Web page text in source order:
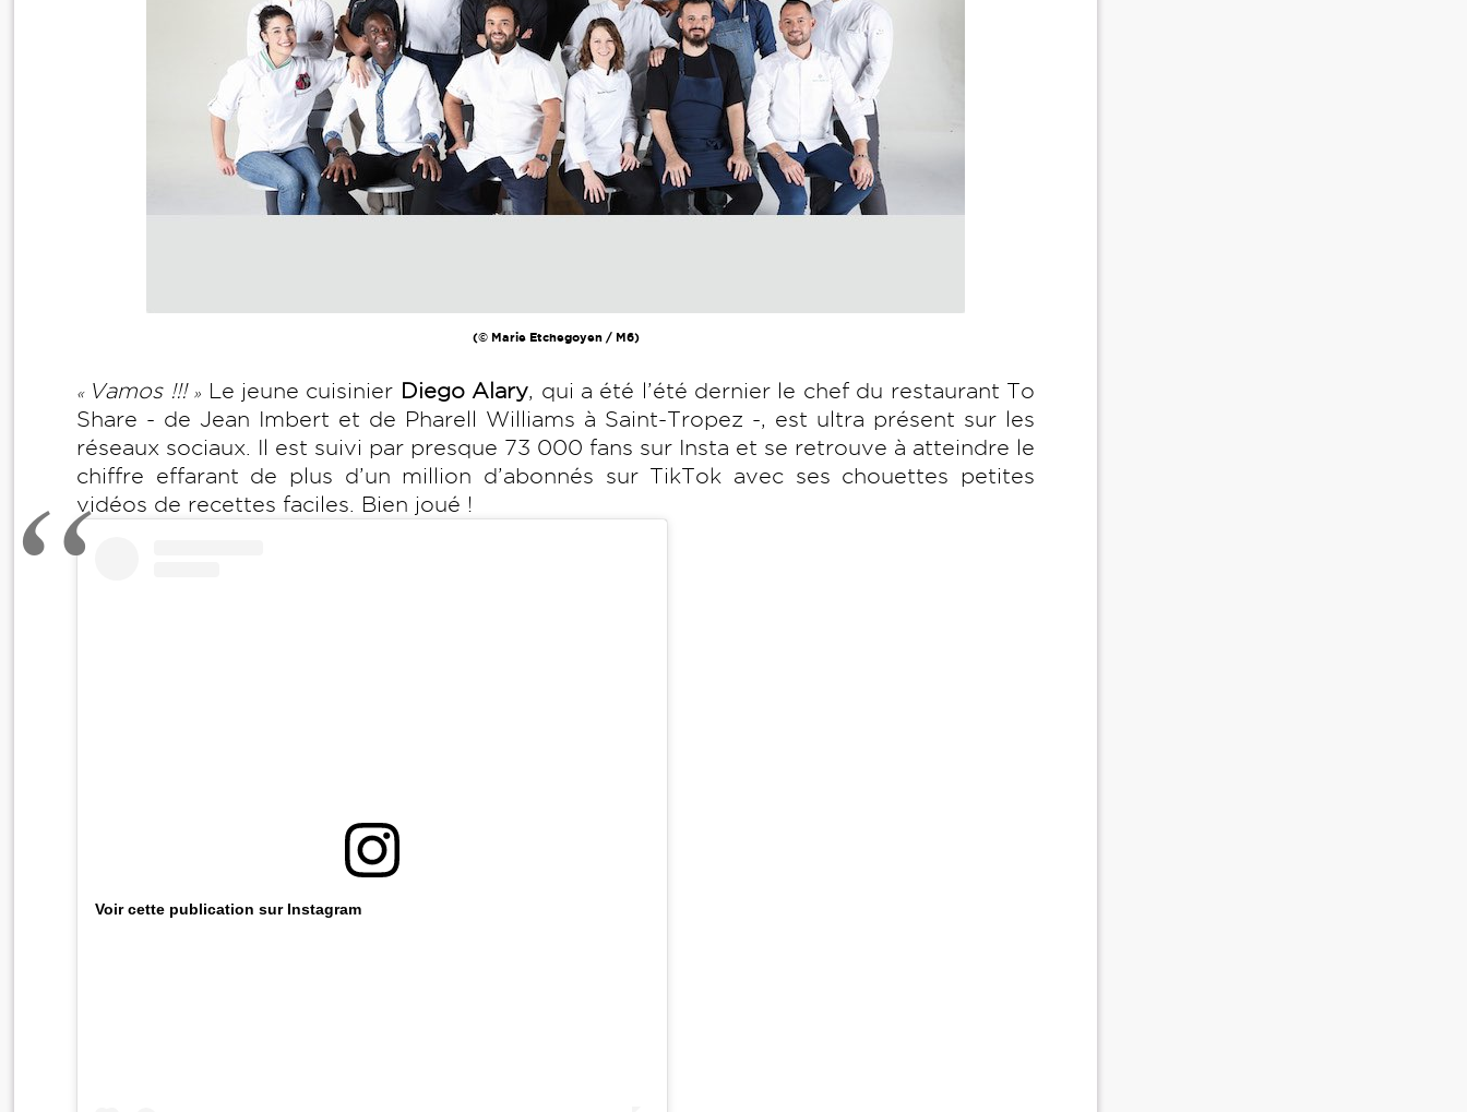
(© Marie Etchegoyen / M6)
« Vamos !!! » Le jeune cuisinier Diego Alary, qui a été l’été dernier le chef du restaurant To
Share - de Jean Imbert et de Pharell Williams à Saint-Tropez -, est ultra présent sur les
réseaux sociaux. Il est suivi par presque 73 000 fans sur Insta et se retrouve à atteindre le
chiffre effarant de plus d’un million d’abonnés sur TikTok avec ses chouettes petites
vidéos de recettes faciles. Bien joué !
Voir cette publication sur Instagram